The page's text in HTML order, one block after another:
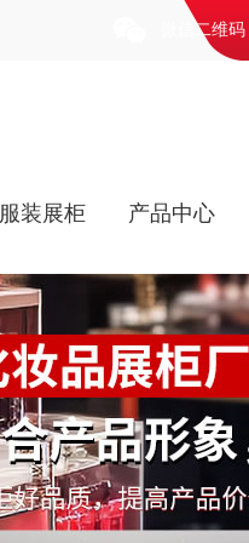
微信二维码
服装展柜 产品中心